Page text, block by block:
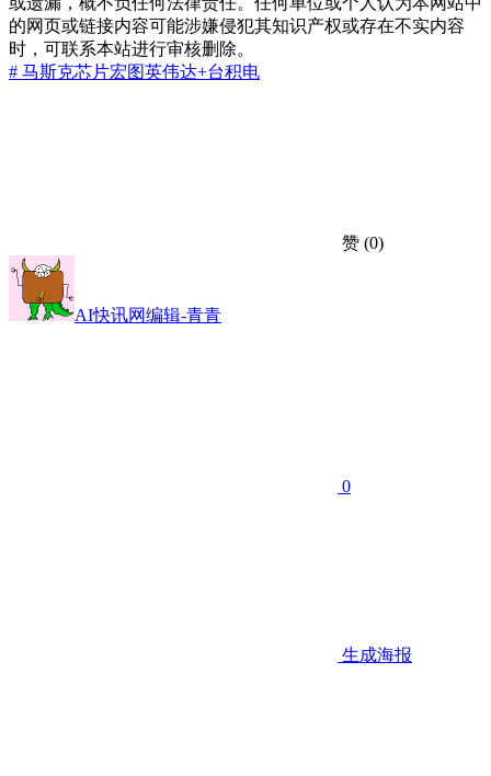
的网页或链接内容可能涉嫌侵犯其知识产权或存在不实内容
时，可联系本站进行审核删除。
# 马斯克芯片宏图英伟达+台积电
赞 (0)
AI快讯网编辑-青青
0
生成海报